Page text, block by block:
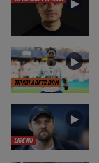
►
TIPSBLADETS DOM
►
LIGE NU
►